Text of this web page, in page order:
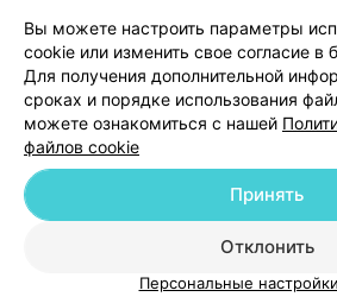
Обработка
© 2026 ООО «Артокс Лаб», УНП 191700409
|
г. Минск, улица Толбухина, 2, пом.
Служба поддержки +375
Вы можете настроить параметры
cookie или изменить свое согласие в
Для получения дополнительной
сроках и порядке использования
можете ознакомиться с нашей
файлов cookie
Отклонить
Принять
Персональные